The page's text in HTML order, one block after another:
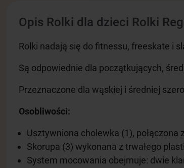
Opis Rolki dla dzieci Rolki
Rolki nadają się do fitnessu, freeskate i
Są odpowiednie dla początkujących,
Przeznaczone dla wąskiej i średniej
Osobliwości:
Usztywniona cholewka (1),
Skorupa (3) wykonana z trwałego
System mocowania obejmuje: dwie